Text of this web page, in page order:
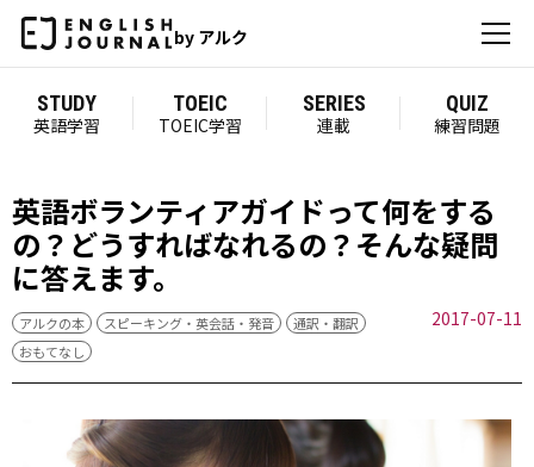
by アルク
STUDY
英語学習
TOEIC
TOEIC学習
SERIES
連載
QUIZ
練習問題
英語ボランティアガイドって何をする
の？どうすればなれるの？そんな疑問
に答えます。
アルクの本 スピーキング・英会話・発音
通訳・翻訳
おもてなし
2017-07-11